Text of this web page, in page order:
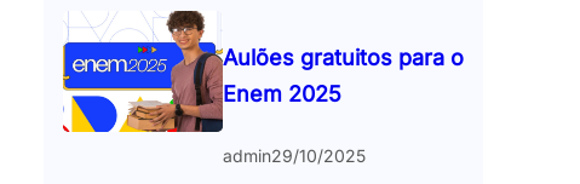
Aulões gratuitos para o
Enem 2025
admin29/10/2025